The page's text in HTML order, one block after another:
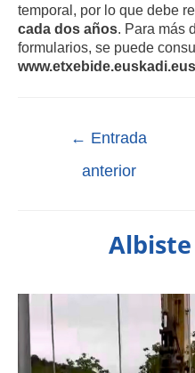
temporal, por lo que debe
cada dos años . Para
formularios, se puede
www.etxebide.euskadi.eus
← Entrada
anterior